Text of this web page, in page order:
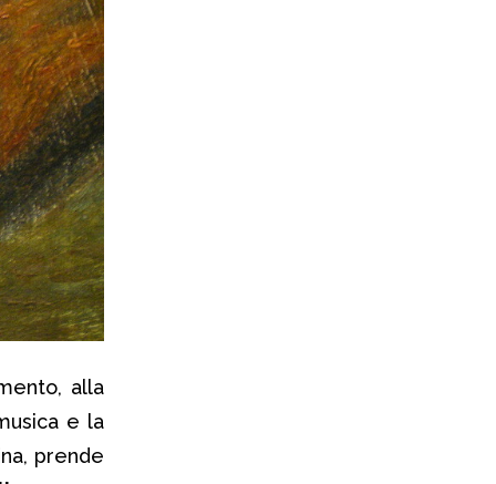
alla
e la
prende